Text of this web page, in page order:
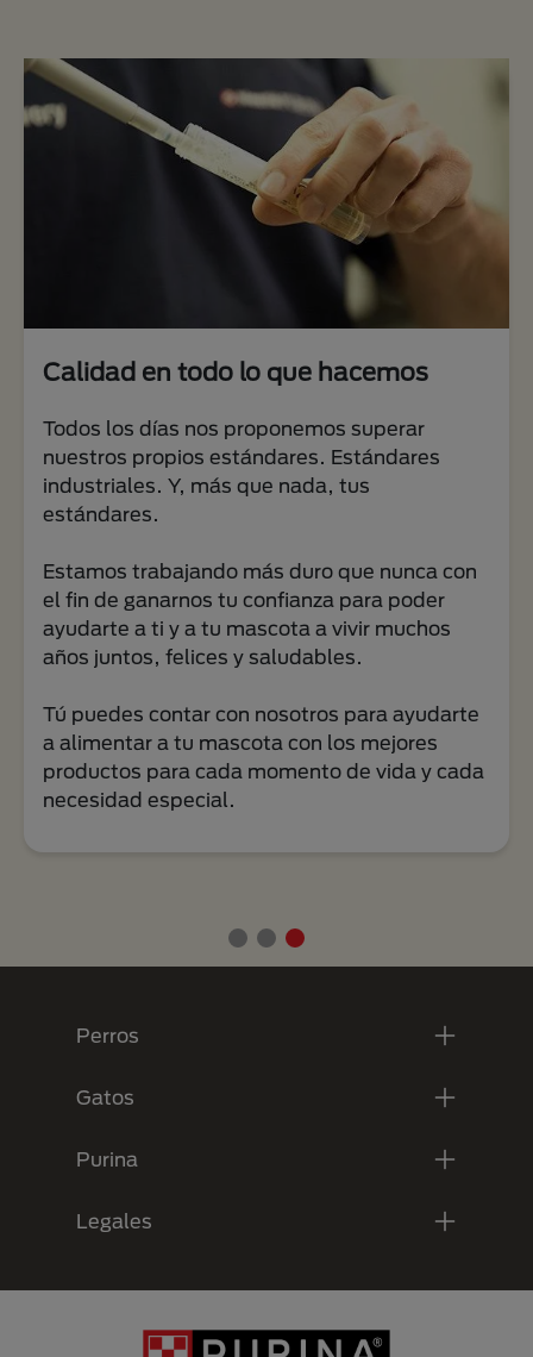
Calidad en todo lo que hacemos
Todos los días nos proponemos superar
nuestros propios estándares. Estándares
industriales. Y, más que nada, tus
estándares.
Estamos trabajando más duro que nunca con
el fin de ganarnos tu confianza para poder
ayudarte a ti y a tu mascota a vivir muchos
años juntos, felices y saludables.
Tú puedes contar con nosotros para ayudarte
a alimentar a tu mascota con los mejores
productos para cada momento de vida y cada
necesidad especial.
Perros
Gatos
Purina
Legales